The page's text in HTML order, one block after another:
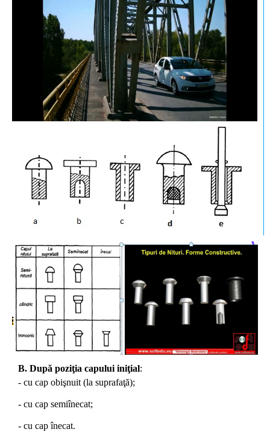
B. După poziţia capului iniţial:
- cu cap obişnuit (la suprafaţă);
- cu cap semiînecat;
- cu cap înecat.